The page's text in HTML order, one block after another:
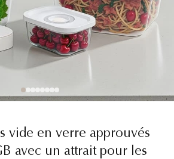
vide en verre approuvés
avec un attrait pour les